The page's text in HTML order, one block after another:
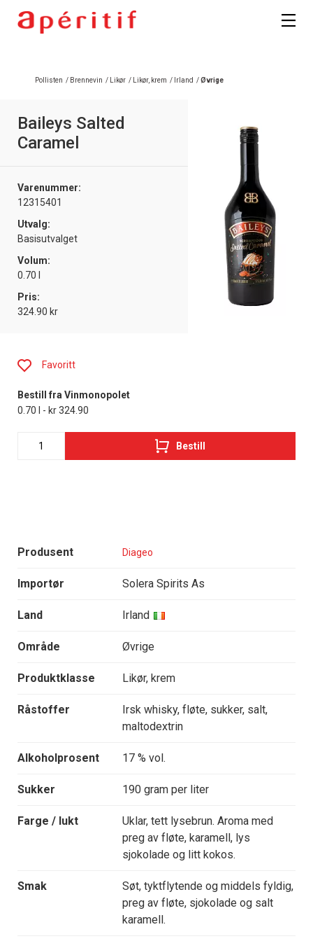
Pollisten / Brennevin / Likør / Likør, krem / Irland /Øvrige
Baileys Salted
Caramel
Varenummer:
12315401
Utvalg:
Basisutvalget
Volum:
0.70 l
Pris:
324.90 kr
Produsent Diageo
Importør Solera Spirits As
Land Irland
Område Øvrige
Produktklasse Likør, krem
Råstoffer
Irsk whisky, fløte, sukker, salt,
maltodextrin
Alkoholprosent 17 % vol.
Sukker 190 gram per liter
Farge / lukt
Uklar, tett lysebrun. Aroma med
preg av fløte, karamell, lys
sjokolade og litt kokos.
Smak
Søt, tyktflytende og middels fyldig,
preg av fløte, sjokolade og salt
karamell.
Favoritt
Bestill fra Vinmonopolet
0.70 l - kr 324.90
Bestill